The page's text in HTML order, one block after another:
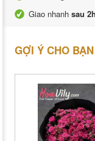
Giao nhanh sau
GỢI Ý CHO BẠN